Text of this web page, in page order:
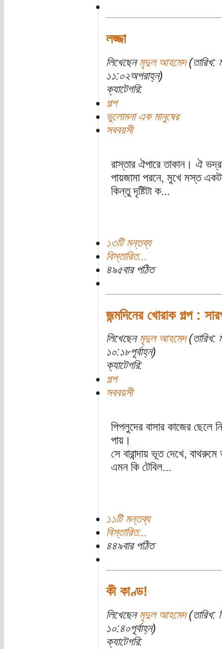
লজ্জা
লিখেছেন মৃদুল আহমেদ(তারিখ:
১১:০২অপরাহ্ন)
ক্যাটেগরি:
গল্প
ভুলোমনা এক মানুষের
সববয়সী
রাস্তার ঐপারে তাকান। ঐ
পায়জামা পরনে, মুখে মস্ত
কিন্তু দৃষ্টিটা ক...
১৩টি মন্তব্য
বিস্তারিত...
৪৯৫বার পঠিত
জন্মদিনের খোরাক গল্প :
লিখেছেন মৃদুল আহমেদ(তারিখ:
১০:১৮পূর্বাহ্ন)
ক্যাটেগরি:
গল্প
সববয়সী
পিপলুদের বাসার কাজের ছেলে
পায়।
সে বারান্দায় ভূত দেখে,
এমন কি টেবিল...
১১টি মন্তব্য
বিস্তারিত...
৪৪৯বার পঠিত
কী কাণ্ড!
লিখেছেন মৃদুল আহমেদ(তারিখ:
১০:৪০পূর্বাহ্ন)
ক্যাটেগরি: